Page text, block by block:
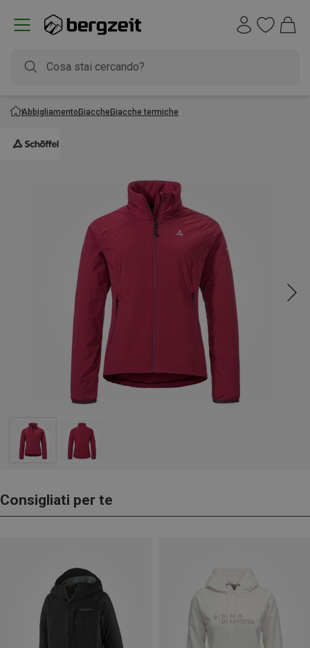
AbbigliamentoGiaccheGiacche termiche
Consigliati per te